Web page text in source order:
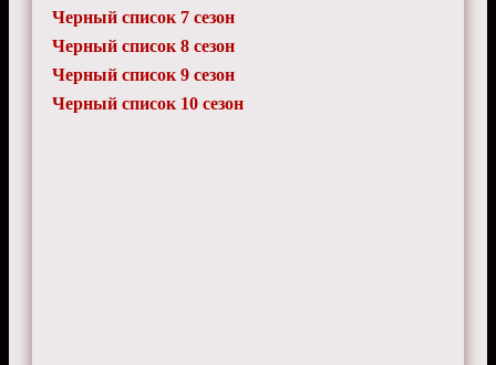
Черный список 7 сезон
Черный список 8 сезон
Черный список 9 сезон
Черный список 10 сезон